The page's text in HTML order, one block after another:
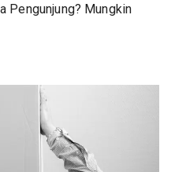
Pengunjung? Mungkin